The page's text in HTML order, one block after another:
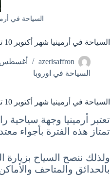
السياحة في
السياحة في أرمينيا شهر أكتوبر 10 تشرين الأول October
azerisaffron
أغسطس 5, 2024
السياحة في اوروبا
السياحة في أرمينيا شهر أكتوبر 10 تشرين الأول October
تعتبر أرمينيا وجهة
تمتاز هذه الفترة بأجواء
ولذلك ننصح السياح بزيارة
بالحدائق والمتاحف